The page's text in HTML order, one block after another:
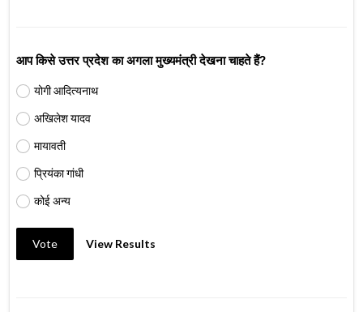
आप किसे उत्तर प्रदेश का अगला मुख्यमंत्री देखना चाहते हैं?
योगी आदित्यनाथ
अखिलेश यादव
मायावती
प्रियंका गांधी
कोई अन्य
Vote View Results